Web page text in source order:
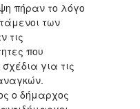
πήραν το λόγο
των
τις
που
για τις
ο δήμαρχος